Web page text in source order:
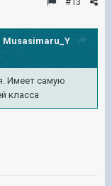
Musasimaru_Y
Имеет самую
класса